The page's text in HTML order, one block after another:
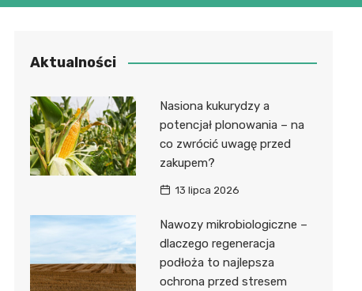
Aktualności
Nasiona kukurydzy a
potencjał plonowania – na
co zwrócić uwagę przed
zakupem?
13 lipca 2026
Nawozy mikrobiologiczne –
dlaczego regeneracja
podłoża to najlepsza
ochrona przed stresem